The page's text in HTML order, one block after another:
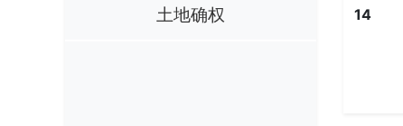
土地确权 14